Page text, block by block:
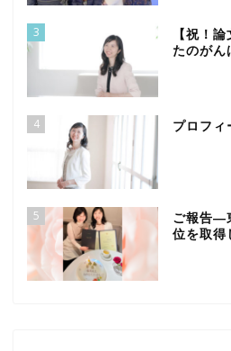
3
【祝！
たのがん
4 プロフィ
5
ご報告―
位を取得